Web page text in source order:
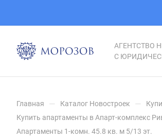
АГЕНТСТВО
С
Главная — Каталог Новостроек —
Купить апартаменты в Апарт-комплекс
Апартаменты 1-комн. 45.8 кв. м 5/13 эт.